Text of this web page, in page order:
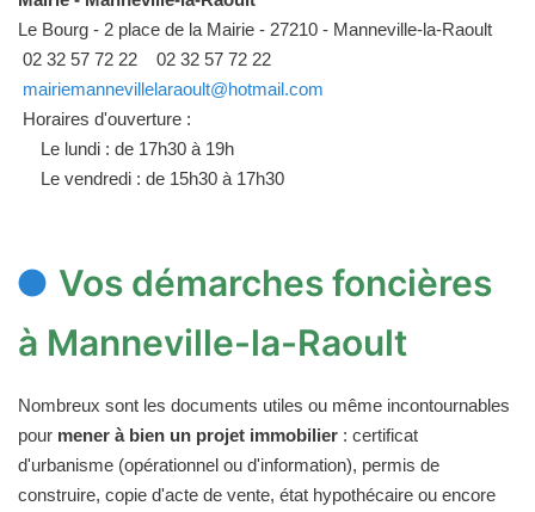
Le Bourg - 2 place de la Mairie - 27210 - Manneville-la-Raoult
02 32 57 72 22
02 32 57 72 22
mairiemannevillelaraoult@hotmail.com
Horaires d'ouverture :
Le lundi : de 17h30 à 19h
Le vendredi : de 15h30 à 17h30
Vos démarches foncières
à Manneville-la-Raoult
Nombreux sont les documents utiles ou même incontournables
pour mener à bien un projet immobilier : certificat
d'urbanisme (opérationnel ou d'information), permis de
construire, copie d'acte de vente, état hypothécaire ou encore